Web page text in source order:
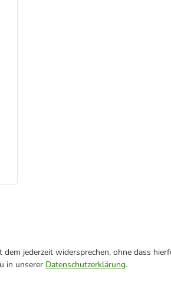
jederzeit widersprechen, ohne dass
in unserer Datenschutzerklärung.